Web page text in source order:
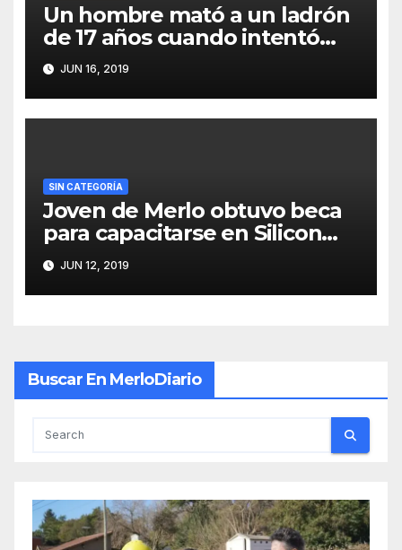
Un hombre mató a un ladrón
de 17 años cuando intentó
robarle
JUN 16, 2019
SIN CATEGORÍA
Joven de Merlo obtuvo beca
para capacitarse en Silicon
Valley
JUN 12, 2019
Buscar En MerloDiario